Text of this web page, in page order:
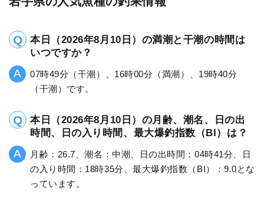
本日（2026年8月10日）の満潮と干潮の時間は
いつですか？
07時49分（干潮）、16時00分（満潮）、19時40分
（干潮）です。
本日（2026年8月10日）の月齢、潮名、日の出
時間、日の入り時間、最大爆釣指数（BI）は？
月齢：26.7、潮名：中潮、日の出時間：04時41分、日
の入り時間：18時35分、最大爆釣指数（BI）：9.0とな
っています。